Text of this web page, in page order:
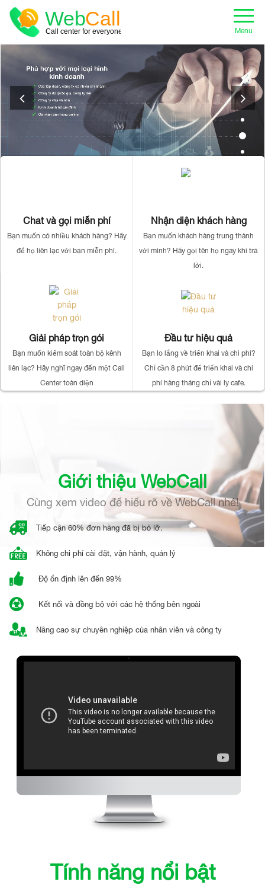
Menu
Chat và gọi miễn phí
Bạn muốn có nhiều khách hàng? Hãy
để họ liên lạc với bạn miễn phí.
Nhận diện khách hàng
Bạn muốn khách hàng trung thành
với mình? Hãy gọi tên họ ngay khi trả
lời.
Giải pháp trọn gói
Bạn muốn kiểm soát toàn bộ kênh
liên lạc? Hãy nghĩ ngay đến một Call
Center toàn diện
Đầu tư hiệu quả
Bạn lo lắng về triển khai và chi phí?
Chỉ cần 8 phút để triển khai và chi
phí hàng tháng chỉ vài ly cafe.
Giới thiệu WebCall
Cùng xem video để hiểu rõ về WebCall nhé!
Tiếp cận 60% đơn hàng đã bị bỏ lỡ.
Không chi phí cài đặt, vận hành, quản lý
Độ ổn định lên đến 99%
Kết nối và đồng bộ với các hệ thống bên ngoài
Nâng cao sự chuyên nghiệp của nhân viên và công ty
Tính năng nổi bật